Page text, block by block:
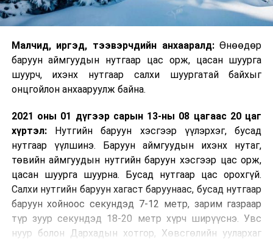
Малч­ид, иргэд, тээвэрчдийн анхааралд:Өнөөдөр
баруун аймгуудын нутгаар цас орж, цасан шуурга
шуурч, ихэнх нутгаар салхи шуургатай байхыг
онцгойлон анхааруулж байна.
2021 оны 01 дүгээр сарын 13-ны 08 цагаас 20 цаг
хүртэл:Нутгийн баруун хэсгээр үүлэрхэг, бусад
нутгаар үүлшинэ. Баруун аймгуудын ихэнх нутаг,
төвийн аймгуудын нутгийн баруун хэсгээр цас орж,
цасан шуурга шуурна. Бусад нутгаар цас орохгүй.
Салхи нутгийн баруун хагаст баруунаас, бусад нутгаар
баруун хойноос секундэд 7-12 метр, зарим газраар
түр зуур секундэд 18-20 метр хүрч ширүүснэ. Увс
нуур болон Дархадын хотгор, Хөвсгөлийн уулархаг